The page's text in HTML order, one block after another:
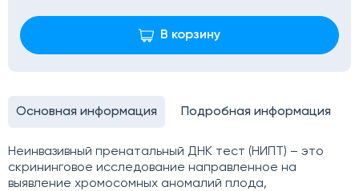
Основная информация Подробная информация
Неинвазивный пренатальный ДНК тест (НИПТ) – это
скрининговое исследование направленное на
выявление хромосомных аномалий плода,
В корзину